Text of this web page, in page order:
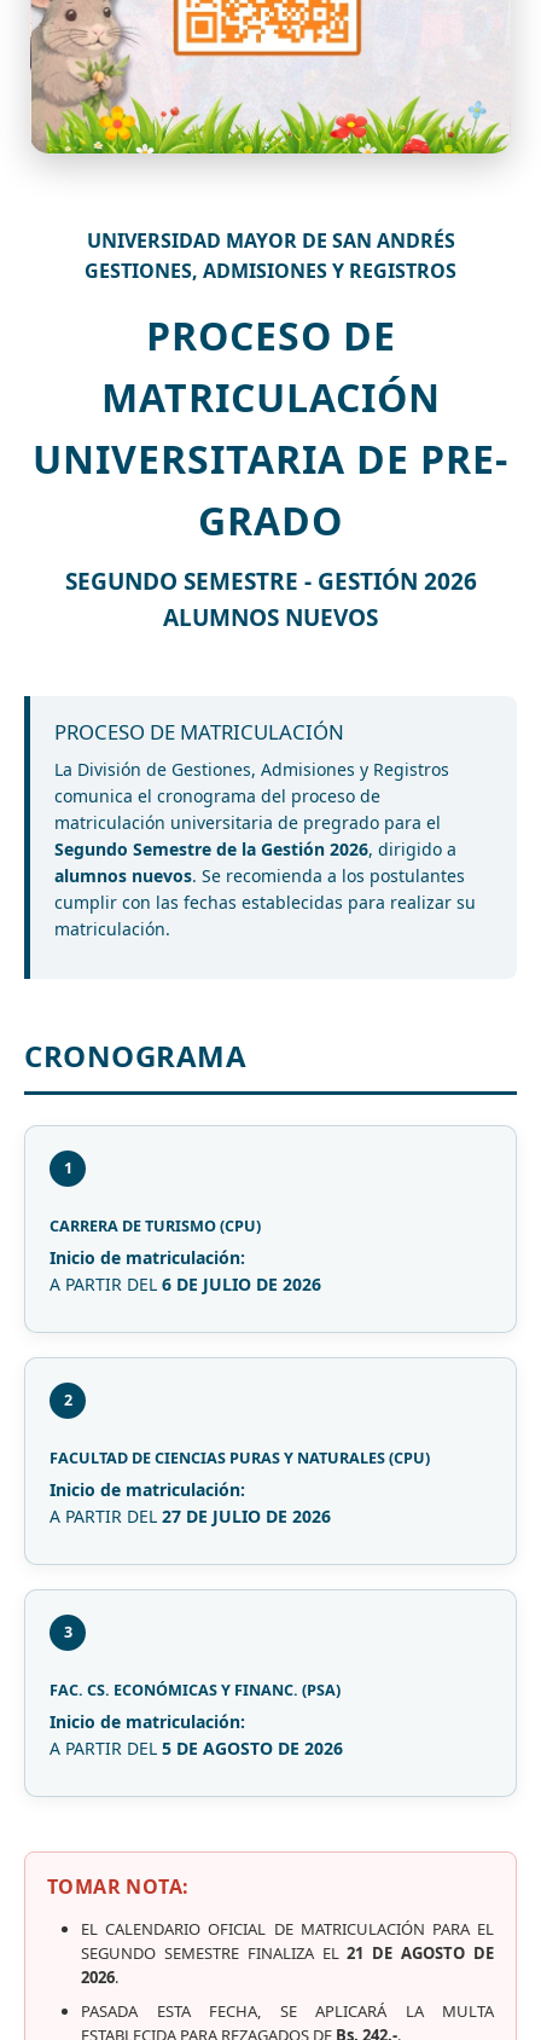
UNIVERSIDAD MAYOR DE SAN ANDRÉS
GESTIONES, ADMISIONES Y REGISTROS
PROCESO DE
MATRICULACIÓN
UNIVERSITARIA DE PRE-
GRADO
SEGUNDO SEMESTRE - GESTIÓN 2026
ALUMNOS NUEVOS
PROCESO DE MATRICULACIÓN
La División de Gestiones, Admisiones y Registros
comunica el cronograma del proceso de
matriculación universitaria de pregrado para el
Segundo Semestre de la Gestión 2026, dirigido a
alumnos nuevos. Se recomienda a los postulantes
cumplir con las fechas establecidas para realizar su
matriculación.
CRONOGRAMA
1
CARRERA DE TURISMO (CPU)
Inicio de matriculación:
A PARTIR DEL 6 DE JULIO DE 2026
2
FACULTAD DE CIENCIAS PURAS Y NATURALES (CPU)
Inicio de matriculación:
A PARTIR DEL 27 DE JULIO DE 2026
3
FAC. CS. ECONÓMICAS Y FINANC. (PSA)
Inicio de matriculación:
A PARTIR DEL 5 DE AGOSTO DE 2026
TOMAR NOTA:
EL CALENDARIO OFICIAL DE MATRICULACIÓN PARA EL
SEGUNDO SEMESTRE FINALIZA EL21 DE AGOSTO DE
2026.
PASADA ESTA FECHA, SE APLICARÁ LA MULTA
ESTABLECIDA PARA REZAGADOS DE Bs. 242.-.